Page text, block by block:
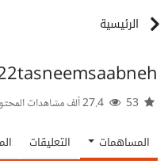
الرئيسية
المساهمات التعليقات